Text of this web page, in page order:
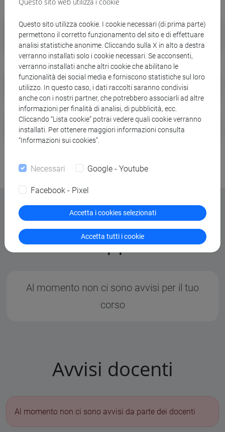
Student Health Center
Assistenza sanitaria per fuori sede
Accesso alla rete wifi
Bandi di collaborazioni studentesche
Avvisi e opportunità
Al momento non ci sono avvisi per il tuo
corso
Avvisi docenti
Al momento non ci sono avvisi da parte dei docenti
Questo sito utilizza cookie. I cookie necessari (di prima parte)
permettono il corretto funzionamento del sito e di effettuare
analisi statistiche anonime. Cliccando sulla X in alto a destra
verranno installati solo i cookie necessari. Se acconsenti,
verranno installati anche altri cookie che abilitano le
funzionalità dei social media e forniscono statistiche sul loro
utilizzo. In questo caso, i dati raccolti saranno condivisi
anche con i nostri partner, che potrebbero associarli ad altre
informazioni per finalità di analisi, di pubblicità, ecc.
Cliccando “Lista cookie” potrai vedere quali cookie verranno
installati. Per ottenere maggiori informazioni consulta
“Informazioni sui cookies”.
Necessari Google - Youtube
Facebook - Pixel
Accetta i cookies selezionati
Accetta tutti i cookie